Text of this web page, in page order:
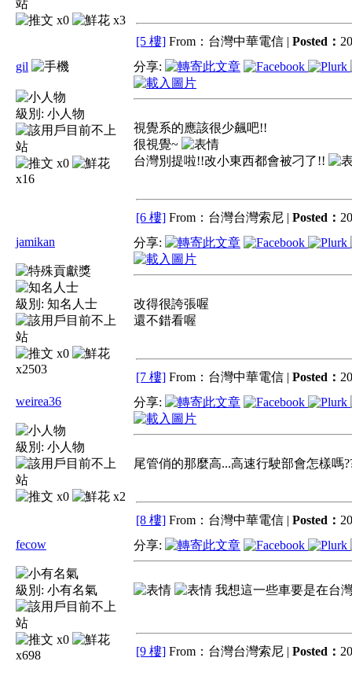
x0 x3
[5 樓] From：台灣中華電信 | Posted：
gil
級別: 小人物
x0
x16
分享:
視覺系的應該很少飆吧!!
很視覺~
台灣別提啦!!改小東西都會被刁了!!
[6 樓] From：台灣台灣索尼 | Posted：
jamikan
級別: 知名人士
x0
x2503
分享:
改得很誇張喔
還不錯看喔
[7 樓] From：台灣中華電信 | Posted：
weirea36
級別: 小人物
x0 x2
分享:
尾管俏的那麼高...高速行駛部會怎樣嗎
[8 樓] From：台灣中華電信 | Posted：
fecow
級別: 小有名氣
x0
x698
分享:
我想這一些車要是在台
[9 樓] From：台灣台灣索尼 | Posted：